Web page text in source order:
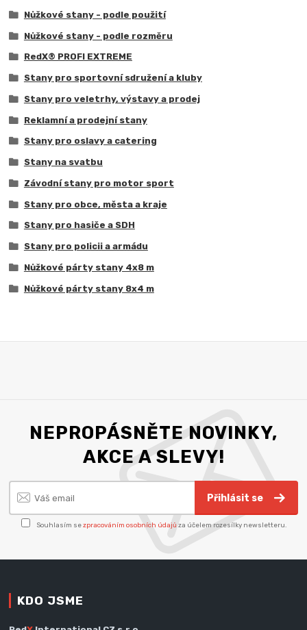
Nůžkové stany - podle použití
Nůžkové stany - podle rozměru
RedX® PROFI EXTREME
Stany pro sportovní sdružení a kluby
Stany pro veletrhy, výstavy a prodej
Reklamní a prodejní stany
Stany pro oslavy a catering
Stany na svatbu
Závodní stany pro motor sport
Stany pro obce, města a kraje
Stany pro hasiče a SDH
Stany pro policii a armádu
Nůžkové párty stany 4x8 m
Nůžkové párty stany 8x4 m
NEPROPÁSNĚTE NOVINKY,
AKCE A SLEVY!
Přihlásit se
Souhlasím sezpracováním osobních údajů za účelem rozesílky newsletteru.
KDO JSME